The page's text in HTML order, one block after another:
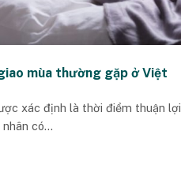
mùa thường gặp ở Việt
xác định là thời điểm thuận lợi
có...